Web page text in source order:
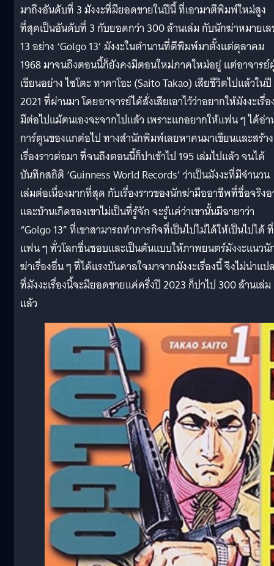
มาถึงอันดับที่ 3 มังงะที่มียอดขายในปีนี้ ที่เอามาตีพิมพ์ใหม่สูง
ที่สุดเป็นอันดับที่ 3 กับยอดกว่า 300 ล้านเล่ม กับนักฆ่าหมายเ
13 อย่าง ‘Golgo 13’ มังงะในตำนานที่ตีพิมพ์มาตั้งแต่ตุลาคม
1968 มาจนถึงตอนนี้ก็ยังคงมีตอนใหม่ภาคใหม่อยู่ แต่อาจารย์
เขียนอย่าง ไซโตะ ทาคาโอะ (Saito Takao) เสียชีวิตไปแล้วในปี
2021 ที่ผ่านมา โดยอาจารย์ได้สั่งเสียเอาไว้ว่าอยากให้มังงะเรื่
มีต่อไปแม้ตนเองจะจากไปแล้ว เพราะแกอยากให้แฟน ๆ ได้อ่า
การ์ตูนของแกต่อไป ทางสำนักพิมพ์เลยหาคนมาเขียนและสร้าง
เรื่องราวต่อมา ที่จนถึงตอนนี้ก็ปาเข้าไป 195 เล่มไปแล้ว จนได้
บันทึกสถิติ ‘Guinness World Records’ ว่าเป็นมังงะที่มีจำนวน
เล่มต่อเนื่องมากที่สุด กับเรื่องราวของนักฆ่ามืออาชีพที่ชื่อจริง
และบ้านเกิดของเขาไม่เป็นที่รู้จัก จะรู้แค่ว่าเขานั้นมีฉายาว่า
“Golgo 13” ที่เขาสามารถทำภารกิจที่เป็นไปไม่ได้ให้เป็นไปได้ ที่
แฟน ๆ ทั่วโลกชื่นชอบและเป็นต้นแบบให้ภาพยนตร์มังงะแนวนั
ฆ่าเรื่องอื่น ๆ ที่ได้แรงบันดาลใจมาจากมังงะเรื่องนี้ จึงไม่น่าแป
ที่มังงะเรื่องนี้จะมียอดขายแค่ครึ่งปี 2023 ก็ปาไป 300 ล้านเล่ม
แล้ว